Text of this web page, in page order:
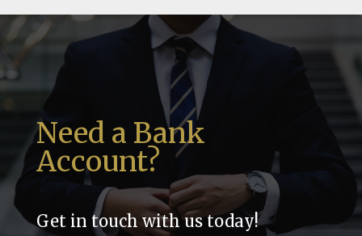
Need a Bank
Account?
Get in touch with us today!